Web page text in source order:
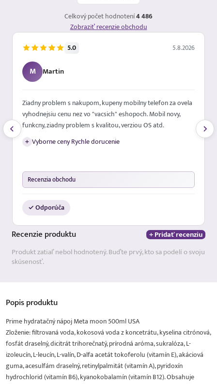
Celkový počet hodnotení4 486
Zobraziť recenzie obchodu
5.0 5.8.2026
M Martin
Ziadny problem s nakupom, kupeny mobilny telefon za ovela
vyhodnejsiu cenu nez vo "vacsich" eshopoch. Mobil novy,
funkcny, ziadny problem s kvalitou, verziou OS atd.
+ Vyborne ceny Rychle dorucenie
Recenzia obchodu
✓ Odporúča
Recenzie produktu
+ Pridať recenziu
Produkt zatiaľ nebol hodnotený. Buďte prvý, kto sa podelí o svoju
skúsenosť.
Popisproduktu
Prime hydratačný nápoj Meta moon 500ml USA
Zloženie: filtrovaná voda, kokosová voda z koncetrátu, kyselina citrónová,
fosfát draselný, dicitrát trihorečnatý, prírodná aróma, sukralóza, L-
izoleucín, L-leucín, L-valín, D-alfa acetát tokoferolu (vitamín E), akáciová
guma, acesulfám draselný, retinylpalmitát (vitamín A), pyridoxín
hydrochlorid (vitamín B6), kyanokobalamín (vitamín B12). Obsahuje